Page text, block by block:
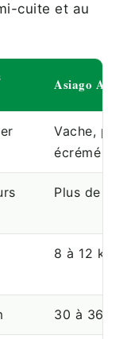
cuite et au
Asiago
Vache,
écrémé
Plus de 4
8 à 12 kg
30 à 36 cm